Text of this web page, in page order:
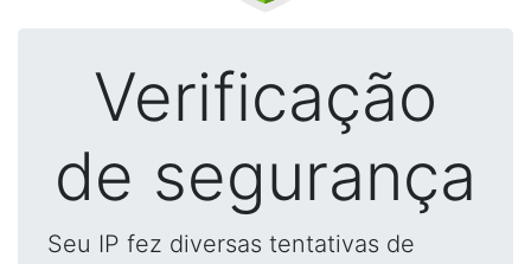
Verificação
de segurança
Seu IP fez diversas tentativas de